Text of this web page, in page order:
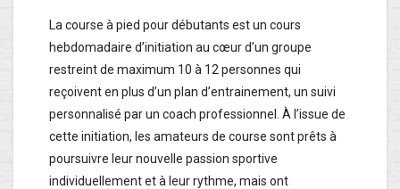
La course à pied pour débutants est un cours
hebdomadaire d’initiation au cœur d’un groupe
restreint de maximum 10 à 12 personnes qui
reçoivent en plus d’un plan d’entrainement, un suivi
personnalisé par un coach professionnel. À l’issue de
cette initiation, les amateurs de course sont prêts à
poursuivre leur nouvelle passion sportive
individuellement et à leur rythme, mais ont